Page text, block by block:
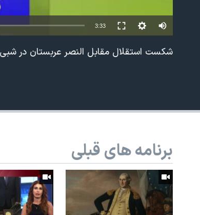
3:33
شکست استقلال مقابل النصر عربستان در
برنامه های قبلی